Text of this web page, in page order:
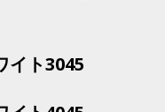
ト3045